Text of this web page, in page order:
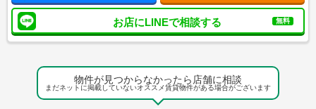
お店にLINEで相談する 無料
物件が見つからなかったら店舗に相談
まだネットに掲載していないオススメ賃貸物件がある場合がございます